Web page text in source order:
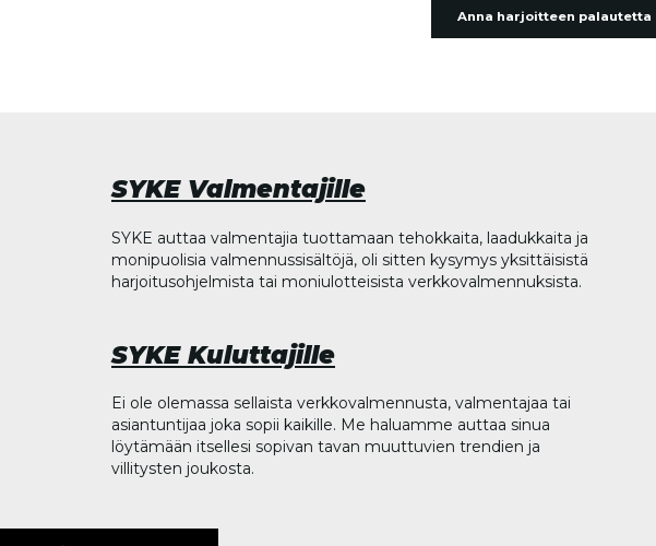
Anna harjoitteen palautetta
SYKE Valmentajille
SYKE auttaa valmentajia tuottamaan tehokkaita, laadukkaita ja
monipuolisia valmennussisältöjä, oli sitten kysymys yksittäisistä
harjoitusohjelmista tai moniulotteisista verkkovalmennuksista.
SYKE Kuluttajille
Ei ole olemassa sellaista verkkovalmennusta, valmentajaa tai
asiantuntijaa joka sopii kaikille. Me haluamme auttaa sinua
löytämään itsellesi sopivan tavan muuttuvien trendien ja
villitysten joukosta.